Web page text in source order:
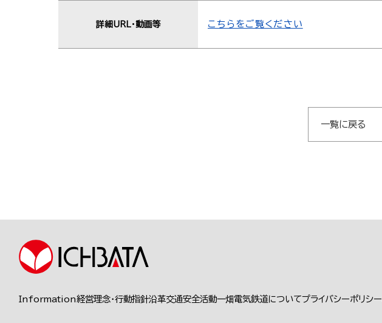
詳細URL・動画等 こちらをご覧ください
一覧に戻る
Information経営理念・行動指針沿革交通安全活動一畑電気鉄道についてプライバシーポリシー